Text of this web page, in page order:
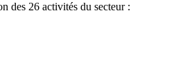
des 26 activités du secteur :